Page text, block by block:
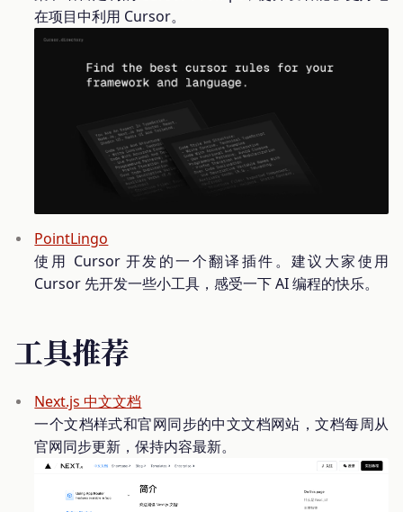
在项目中利用 Cursor。
PointLingo
使用 Cursor 开发的一个翻译插件。建议大家使用
Cursor 先开发一些小工具，感受一下 AI 编程的快乐。
工具推荐
Next.js 中文文档
一个文档样式和官网同步的中文文档网站，文档每周从
官网同步更新，保持内容最新。